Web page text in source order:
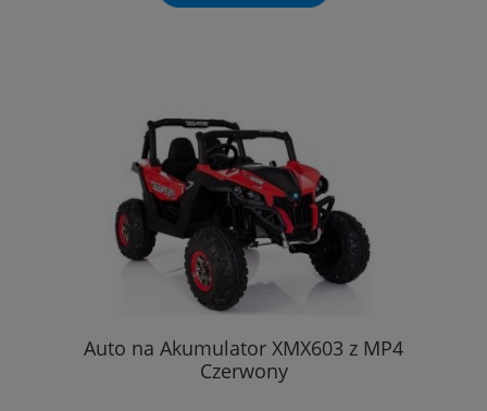
Auto na Akumulator XMX603 z MP4
Czerwony